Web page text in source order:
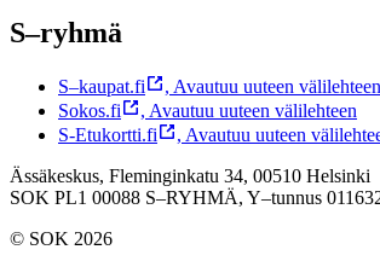
S–ryhmä
S–kaupat.fi , Avautuu uuteen välilehteen
Sokos.fi
, Avautuu uuteen välilehteen
S-Etukortti.fi
, Avautuu uuteen
Ässäkeskus, Fleminginkatu 34, 00510 Helsinki
SOK PL1 00088 S–RYHMÄ, Y–tunnus
© SOK 2026